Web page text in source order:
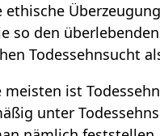
ethische
so den
Todessehnsucht
meisten ist
unter